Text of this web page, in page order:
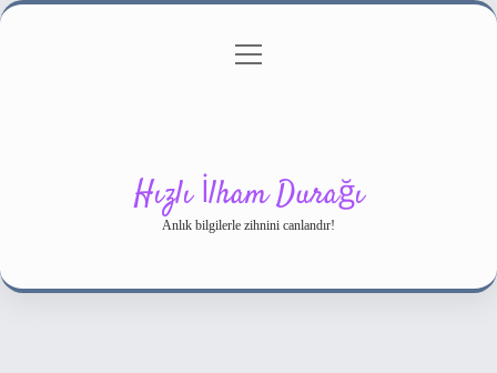
Gizlilik Politikası
menüyü
Hızlı İlham Durağı
Anlık bilgilerle zihnini canlandır!